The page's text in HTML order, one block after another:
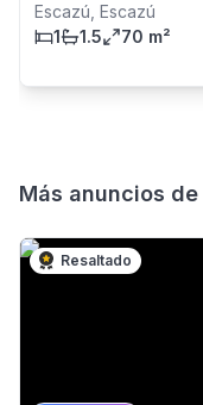
Escazú, Escazú
1
1.5 70 m²
Más anuncios de
Resaltado